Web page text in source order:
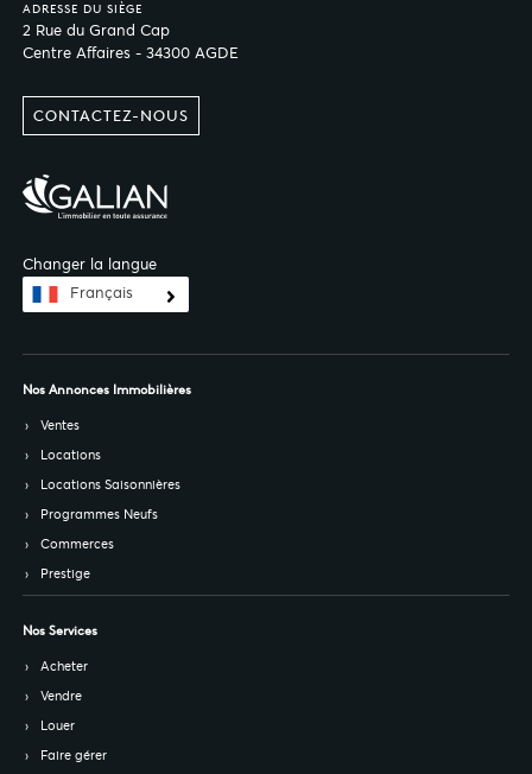
ADRESSE DU SIÈGE
2 Rue du Grand Cap
Centre Affaires - 34300 AGDE
CONTACTEZ-NOUS
Changer la langue
Français
Nos Annonces Immobilières
Ventes
Locations
Locations Saisonnières
Programmes Neufs
Commerces
Prestige
Nos Services
Acheter
Vendre
Louer
Faire gérer